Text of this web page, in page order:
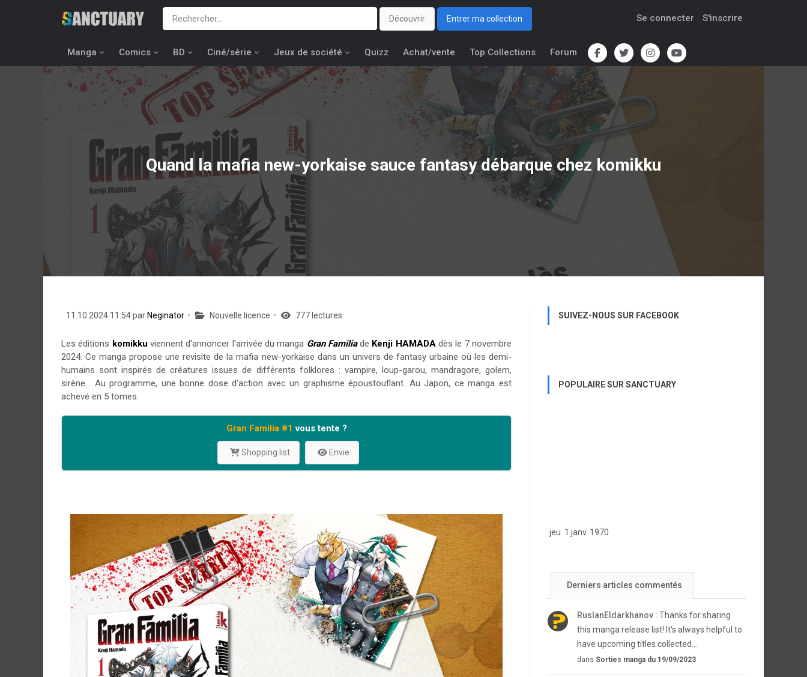
Découvrir Entrer ma collection Se connecter S'inscrire
Manga Comics BD Ciné/série Jeux de société Quizz Achat/vente Top Collections Forum
Quand la mafia new-yorkaise sauce fantasy débarque chez komikku
11.10.2024 11:54 par Neginator Nouvelle licence 777 lectures
Les éditions komikku viennent d'annoncer l'arrivée du manga Gran Familiade Kenji HAMADAdès le 7 novembre
2024. Ce manga proposeune revisite de la mafia new-yorkaise dans un univers de fantasy urbaine où les demi-
humains sont inspirés de créatures issues de différents folklores : vampire, loup-garou, mandragore, golem,
sirène… Au programme, une bonne dose d'action avec un graphisme époustouflant. Au Japon, ce manga est
achevé en 5 tomes.
Gran Familia #1 vous tente ?
Shopping list Envie
SUIVEZ-NOUS SUR FACEBOOK
POPULAIRE SUR SANCTUARY
jeu. 1 janv. 1970
Derniers articles commentés
RuslanEldarkhanov : Thanks for sharing
this manga release list! It's always helpful to
have upcoming titles collected...
dans Sorties manga du 19/09/2023